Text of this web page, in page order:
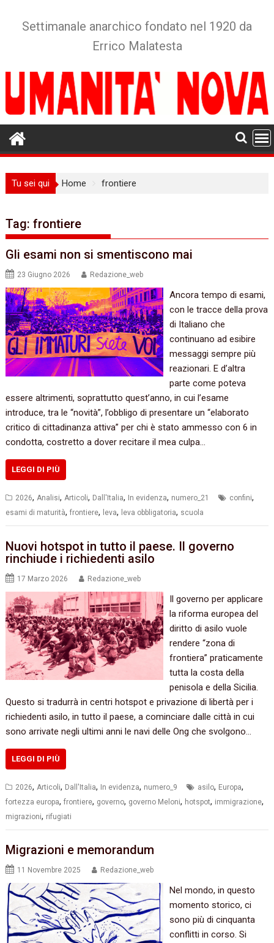
Settimanale anarchico fondato nel 1920 da
Errico Malatesta
Tu sei qui Home frontiere
Tag:frontiere
Gli esami non si smentiscono mai
23 Giugno 2026 Redazione_web
Ancora tempo di esami,
con le tracce della prova
di Italiano che
continuano ad esibire
messaggi sempre più
reazionari. E d’altra
parte come poteva
essere altrimenti, soprattutto quest’anno, in cui l’esame
introduce, tra le “novità”, l’obbligo di presentare un “elaborato
critico di cittadinanza attiva” per chi è stato ammesso con 6 in
condotta, costretto a dover recitare il mea culpa…
LEGGI DI PIÙ
2026,Analisi,Articoli, Dall'Italia, In evidenza, numero_21 confini,
esami di maturità,frontiere, leva, leva obbligatoria, scuola
Nuovi hotspot in tutto il paese. Il governo
rinchiude i richiedenti asilo
17 Marzo 2026 Redazione_web
Il governo per applicare
la riforma europea del
diritto di asilo vuole
rendere “zona di
frontiera” praticamente
tutta la costa della
penisola e della Sicilia.
Questo si tradurrà in centri hotspot e privazione di libertà per i
richiedenti asilo, in tutto il paese, a cominciare dalle città in cui
sono arrivate negli ultimi anni le navi delle Ong che svolgono…
LEGGI DI PIÙ
2026, Articoli, Dall'Italia, In evidenza, numero_9 asilo, Europa,
fortezza europa,frontiere, governo, governo Meloni, hotspot, immigrazione,
migrazioni, rifugiati
Migrazioni e memorandum
11 Novembre 2025 Redazione_web
Nel mondo, in questo
momento storico, ci
sono più di cinquanta
conflitti in corso. Si